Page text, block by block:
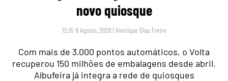
novo quiosque
12:15 8 Agosto, 2026 | Henrique Dias Freire
Com mais de 3.000 pontos automáticos, o Volta
recuperou 150 milhões de embalagens desde abril.
Albufeira já integra a rede de quiosques